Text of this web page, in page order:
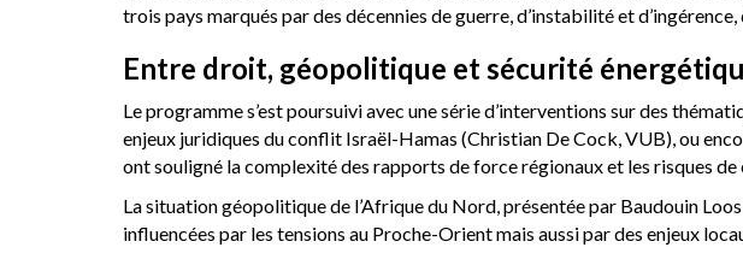
trois pays marqués par des décennies de guerre, d’instabilité et
Entre droit, géopolitique et sécurité
Le programme s’est poursuivi avec une série d’interventions sur des
enjeux juridiques du conflit Israël-Hamas (Christian De Cock, VUB), ou
ont souligné la complexité des rapports de force régionaux et les risques
La situation géopolitique de l’Afrique du Nord, présentée par Baudouin Loos
influencées par les tensions au Proche-Orient mais aussi par des enjeux